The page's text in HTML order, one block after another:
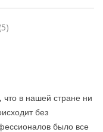
5)
что в нашей стране ни
без
было все